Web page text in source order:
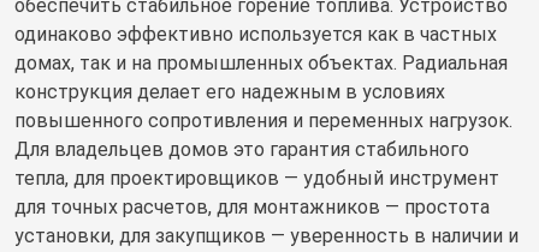
обеспечить стабильное горение топлива. Устройство
одинаково эффективно используется как в частных
домах, так и на промышленных объектах. Радиальная
конструкция делает его надежным в условиях
повышенного сопротивления и переменных нагрузок.
Для владельцев домов это гарантия стабильного
тепла, для проектировщиков — удобный инструмент
для точных расчетов, для монтажников — простота
установки, для закупщиков — уверенность в наличии и